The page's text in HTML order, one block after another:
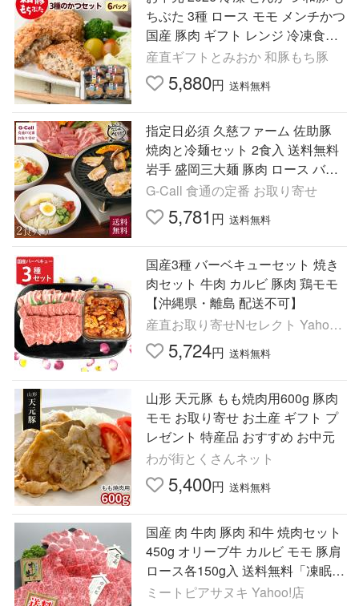
ちぶた 3種 ロース モモ メンチかつ
国産 豚肉 ギフト レンジ 冷凍食品
美味しい 惣菜 プレゼント ギフト
御中元
産直ギフトとみおか 和豚もち豚
5,880円 送料無料
指定日必須 久慈ファーム 佐助豚
焼肉と冷麺セット 2食入 送料無料
岩手 盛岡三大麺 豚肉 ロース バラ
モモ お取り寄せ 贈答 プレゼント
お祝い メーカー直送
G-Call 食通の定番 お取り寄せ
5,781 円 送料無料
国産3種 バーベキューセット 焼き
肉セット 牛肉 カルビ 豚肉 鶏モモ
【沖縄県・離島 配送不可】
産直お取り寄せNセレクト Yahoo!
店 5,724円 送料無料
山形 天元豚 もも焼肉用600g 豚肉
モモ お取り寄せ お土産 ギフト プ
レゼント 特産品 おすすめ お中元
わが街とくさんネット
5,400円 送料無料
国産 肉 牛肉 豚肉 和牛 焼肉セット
450g オリーブ牛 カルビ モモ 豚肩
ロース各150g入 送料無料「凍眠」
急速冷凍 お中元 お歳暮 ギフト プ
ミートピアサヌキ Yahoo!店